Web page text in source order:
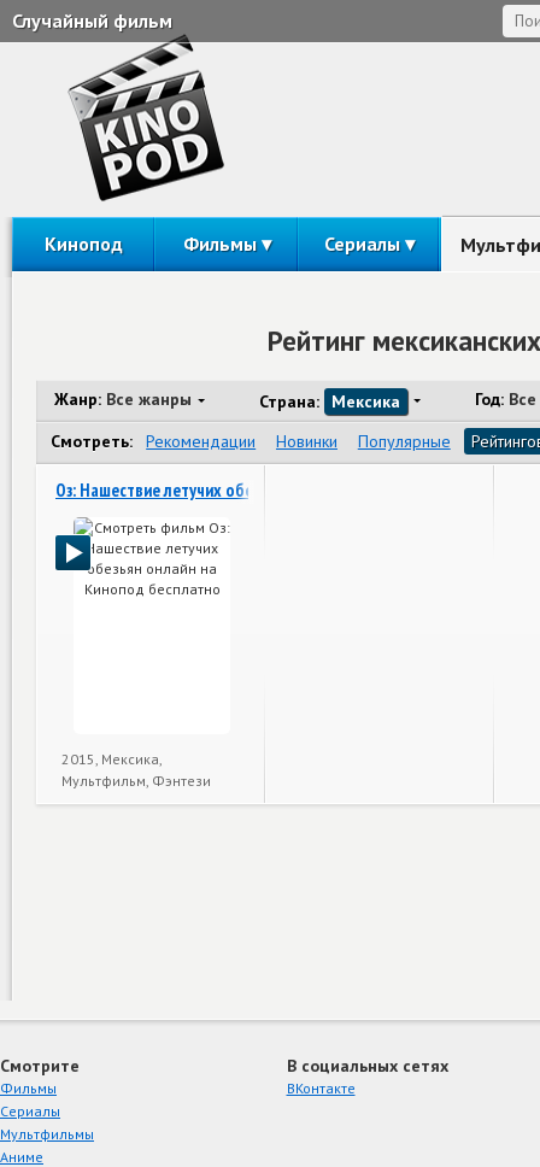
Случайный фильм
Кинопод Фильмы Сериалы
Рейтинг
Жанр: Все жанры Страна: Мексика Год:
Смотреть:
Рекомендации Новинки Популярные
Оз: Нашествие летучих обезьян
2015, Мексика,
Мультфильм, Фэнтези
Смотрите
Фильмы
Сериалы
Мультфильмы
Аниме
В социальных сетях
ВКонтакте